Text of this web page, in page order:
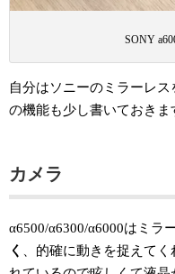
SONY
自分はソニーのミラーレ
の機能も少し書いておきま
カメラ
α6500/α6300/α6000はミラ
く
、的確に動きを捉えて